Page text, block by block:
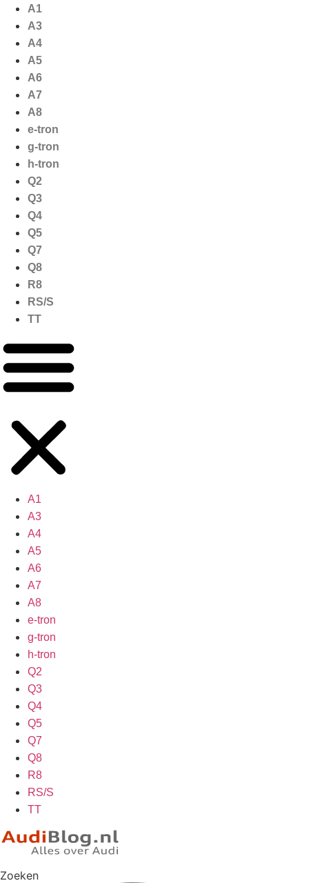
naar
inhoud
A1
A3
A4
A5
A6
A7
A8
e-tron
g-tron
h-tron
Q2
Q3
Q4
Q5
Q7
Q8
R8
RS/S
TT
A1
A3
A4
A5
A6
A7
A8
e-tron
g-tron
h-tron
Q2
Q3
Q4
Q5
Q7
Q8
R8
RS/S
TT
Zoeken